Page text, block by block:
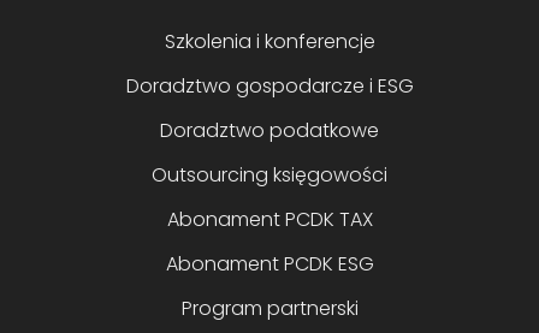
Szkolenia i konferencje
Doradztwo gospodarcze i ESG
Doradztwo podatkowe
Outsourcing księgowości
Abonament PCDK TAX
Abonament PCDK ESG
Program partnerski